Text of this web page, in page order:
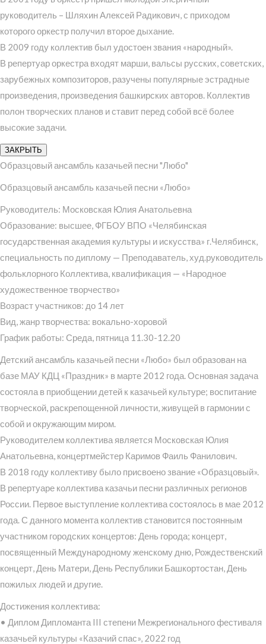
руководитель – Шляхин Алексей Радикович, с приходом
которого оркестр получил второе дыхание.
В 2009 году коллектив был удостоен звания «народный».
В репертуар оркестра входят марши, вальсы русских, советских,
зарубежных композиторов, разучены популярные эстрадные
произведения, произведения башкирских авторов. Коллектив
полон творческих планов и ставит перед собой всё более
высокие задачи.
ЗАКРЫТЬ
Образцовый ансамбль казачьей песни "Любо"
Образцовый ансамбль казачьей песни «Любо»
Руководитель: Московская Юлия Анатольевна
Образование: высшее, ФГБОУ ВПО «Челябинская
государственная академия культуры и искусства» г.Челябинск,
специальность по диплому — Преподаватель, худ.руководитель
фольклорного Коллектива, квалификация — «Народное
художественное творчество»
Возраст участников: до 14 лет
Вид, жанр творчества: вокально-хоровой
График работы: Среда, пятница 11.30-12.20
Детский ансамбль казачьей песни «Любо» был образован на
базе МАУ КДЦ «Праздник» в марте 2012 года. Основная задача
состояла в приобщении детей к казачьей культуре; воспитание
творческой, раскрепощенной личности, живущей в гармонии с
собой и окружающим миром.
Руководителем коллектива является Московская Юлия
Анатольевна, концертмейстер Каримов Фаиль Фанилович.
В 2018 году коллективу было присвоено звание «Образцовый».
В репертуаре коллектива казачьи песни различных регионов
России. Первое выступление коллектива состоялось в мае 2012
года. С данного момента коллектив становится постоянным
участником городских концертов: День города; концерт,
посвященный Международному женскому дню, Рождественский
концерт, День Матери, День Республики Башкортостан, День
пожилых людей и другие.
Достижения коллектива:
• Диплом Дипломанта III степени Межрегионального фестиваля
казачьей культуры «Казачий спас», 2022 год